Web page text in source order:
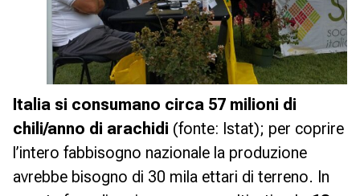
Italia si consumano circa 57 milioni di
chili/anno di arachidi (fonte: Istat); per coprire
l’intero fabbisogno nazionale la produzione
avrebbe bisogno di 30 mila ettari di terreno. In